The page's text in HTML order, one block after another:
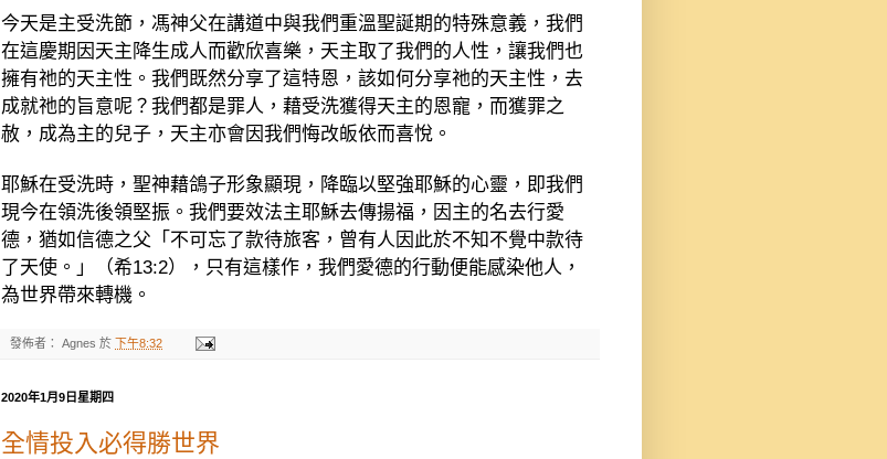
今天是主受洗節，馮神父在講道中與我們重溫聖誕期的特殊意義，我們
在這慶期因天主降生成人而歡欣喜樂，天主取了我們的人性，讓我們也
擁有祂的天主性。我們既然分享了這特恩，該如何分享祂的天主性，去
成就祂的旨意呢？我們都是罪人，藉受洗獲得天主的恩寵，而獲罪之
赦，成為主的兒子，天主亦會因我們悔改皈依而喜悅。
耶穌在受洗時，聖神藉鴿子形象顯現，降臨以堅強耶穌的心靈，即我們
現今在領洗後領堅振。我們要效法主耶穌去傳揚福，因主的名去行愛
德，猶如信德之父「不可忘了款待旅客，曾有人因此於不知不覺中款待
了天使。」（希13:2），只有這樣作，我們愛德的行動便能感染他人，
為世界帶來轉機。
發佈者： Agnes 於 下午8:32
2020年1月9日星期四
全情投入必得勝世界